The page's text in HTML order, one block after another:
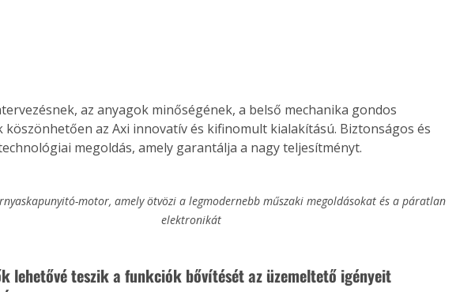
az
új,
Együtt jobban megéri!
Bővebb információ itt!
Együtt jobban megéri! A
könyvek tetszőleges
áron, 0 Ft postaköltséggel
megrendelhetők!
az anyagok minőségének, a belső mechanika gondos
köszönhetően az Axi innovatív és kifinomult kialakítású. Biztonságos és
megoldás, amely garantálja a nagy teljesítményt.
motor, amely ötvözi a legmodernebb műszaki megoldásokat és a páratlan
elektronikát
lehetővé teszik a funkciók bővítését az üzemeltető igényeit